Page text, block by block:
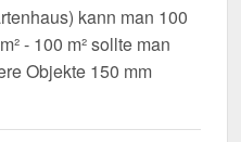
kann man 100
- 100 m² sollte man
Objekte 150 mm